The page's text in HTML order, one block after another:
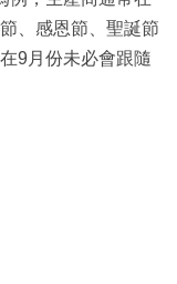
、感恩節、聖誕節
9月份未必會跟隨